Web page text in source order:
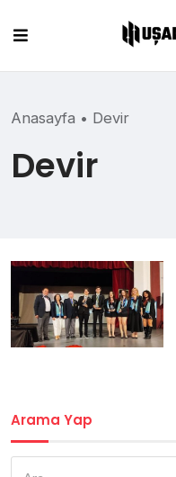
content
Anasayfa • Devir
Devir
Arama Yap